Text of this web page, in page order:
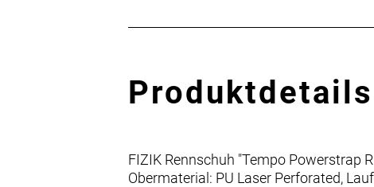
Produktdetails
FIZIK Rennschuh "Tempo Powerstrap
Obermaterial: PU Laser Perforated,